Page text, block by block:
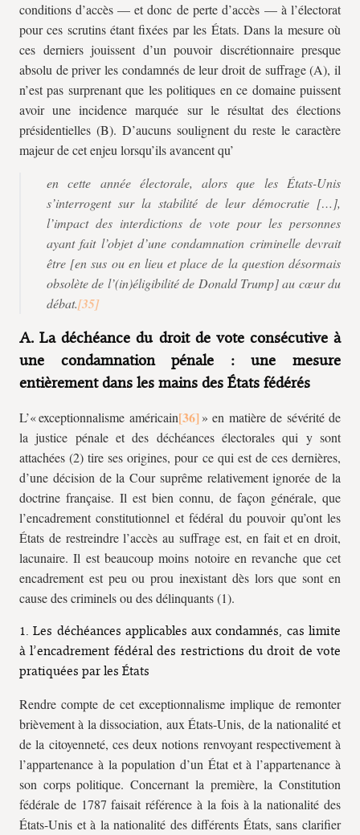
conditions d’accès — et donc de perte d’accès — à l’électorat
pour ces scrutins étant fixées par les États. Dans la mesure où
ces derniers jouissent d’un pouvoir discrétionnaire presque
absolu de priver les condamnés de leur droit de suffrage (A), il
n’est pas surprenant que les politiques en ce domaine puissent
avoir une incidence marquée sur le résultat des élections
présidentielles (B). D’aucuns soulignent du reste le caractère
majeur de cet enjeu lorsqu’ils avancent qu’
en cette année électorale, alors que les États-Unis
s’interrogent sur la stabilité de leur démocratie […],
l’impact des interdictions de vote pour les personnes
ayant fait l’objet d’une condamnation criminelle devrait
être [en sus ou en lieu et place de la question désormais
obsolète de l’(in)éligibilité de Donald Trump] au cœur du
débat.
A. La déchéance du droit de vote consécutive à
une condamnation pénale : une mesure
entièrement dans les mains des États fédérés
L’« exceptionnalisme américain
» en matière de sévérité de
la justice pénale et des déchéances électorales qui y sont
attachées (2) tire ses origines, pour ce qui est de ces dernières,
d’une décision de la Cour suprême relativement ignorée de la
doctrine française. Il est bien connu, de façon générale, que
l’encadrement constitutionnel et fédéral du pouvoir qu’ont les
États de restreindre l’accès au suffrage est, en fait et en droit,
lacunaire. Il est beaucoup moins notoire en revanche que cet
encadrement est peu ou prou inexistant dès lors que sont en
cause des criminels ou des délinquants (1).
1. Les déchéances applicables aux condamnés, cas limite
à l’encadrement fédéral des restrictions du droit de vote
pratiquées par les États
Rendre compte de cet exceptionnalisme implique de remonter
brièvement à la dissociation, aux États-Unis, de la nationalité et
de la citoyenneté, ces deux notions renvoyant respectivement à
l’appartenance à la population d’un État et à l’appartenance à
son corps politique. Concernant la première, la Constitution
fédérale de 1787 faisait référence à la fois à la nationalité des
États-Unis et à la nationalité des différents États, sans clarifier